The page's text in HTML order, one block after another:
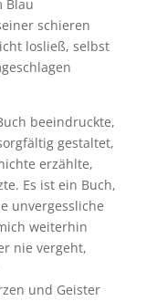
Blau
schieren
losließ, selbst
beeindruckte,
gestaltet,
erzählte,
Es ist ein Buch,
unvergessliche
weiterhin
nie vergeht,
und Geister